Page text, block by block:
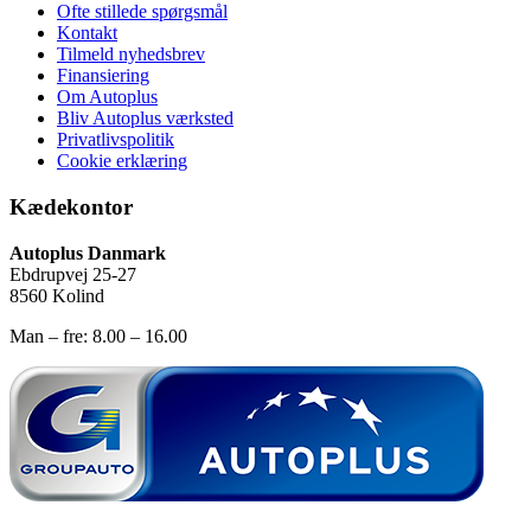
Ofte stillede spørgsmål
Kontakt
Tilmeld nyhedsbrev
Finansiering
Om Autoplus
Bliv Autoplus værksted
Privatlivspolitik
Cookie erklæring
Kædekontor
Autoplus Danmark
Ebdrupvej 25-27
8560 Kolind
Man – fre: 8.00 – 16.00